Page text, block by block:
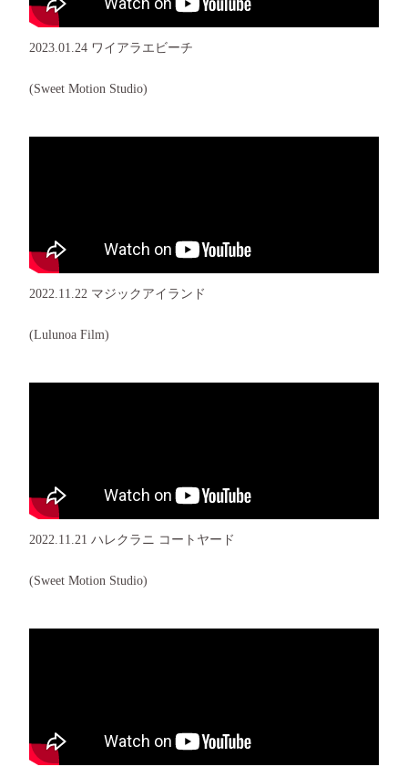
2023.01.24 ワイアラエビーチ
(Sweet Motion Studio)
2022.11.22 マジックアイランド
(Lulunoa Film)
2022.11.21 ハレクラニ コートヤード
(Sweet Motion Studio)